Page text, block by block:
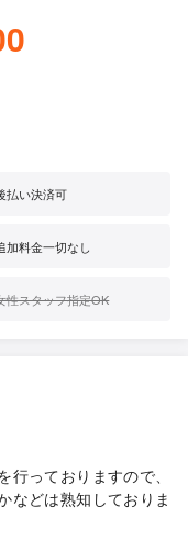
払い決済可
加料金一切なし
性スタッフ指定OK
行っておりますので、
などは熟知しておりま